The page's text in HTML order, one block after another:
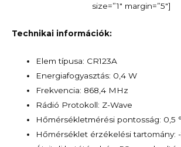
size=”1″ margin=”5″]
Technikai információk:
Elem típusa: CR123A
Energiafogyasztás: 0,4 W
Frekvencia: 868,4 MHz
Rádió Protokoll: Z-Wave
Hőmérsékletmérési pontosság: 0,5
Hőmérséklet érzékelési tartomány: -